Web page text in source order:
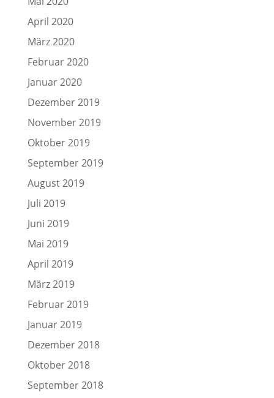
April 2020
März 2020
Februar 2020
Januar 2020
Dezember 2019
November 2019
Oktober 2019
September 2019
August 2019
Juli 2019
Juni 2019
Mai 2019
April 2019
März 2019
Februar 2019
Januar 2019
Dezember 2018
Oktober 2018
September 2018